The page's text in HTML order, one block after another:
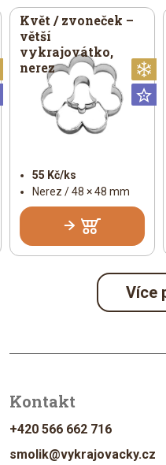
Květ / zvoneček –
větší
vykrajovátko,
nerez
55 Kč/ks
Nerez / 48 × 48 mm
Vánoční
Universální
Více
Kontakt
+420 566 662 716
smolik@vykrajovacky.cz